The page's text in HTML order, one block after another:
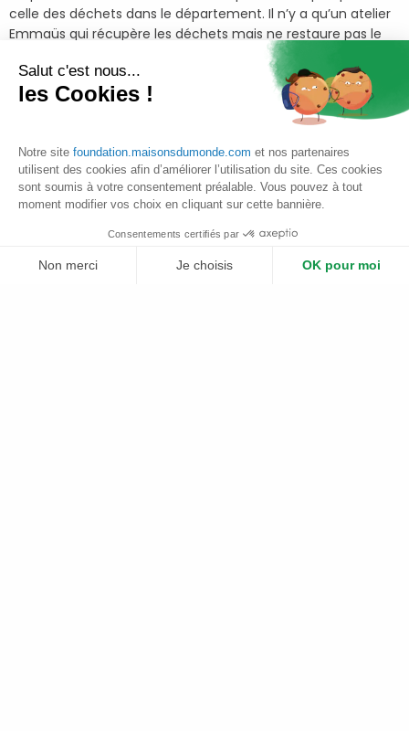
celle des déchets dans le département. Il n’y a qu’un atelier
Emmaüs qui récupère les déchets mais ne restaure pas le
C’est pourquoi l’association a lancé son projet de
revalorisation du bois pour répondre à ces
grâce à la revalorisation des déchets et en
particulier du matériau bois.
Ainsi, AICO a pour vocation d’aider davantage de
salariées dans leur réinsertion professionnelle en
revalorisation du bois.
Salut c'est nous...
les Cookies !
Notre site foundation.maisonsdumonde.com et nos partenaires
utilisent des cookies afin d’améliorer l’utilisation du site. Ces cookies
sont soumis à votre consentement préalable. Vous pouvez à tout
moment modifier vos choix en cliquant sur cette bannière.
Consentements certifiés par
Non merci Je choisis OK pour moi